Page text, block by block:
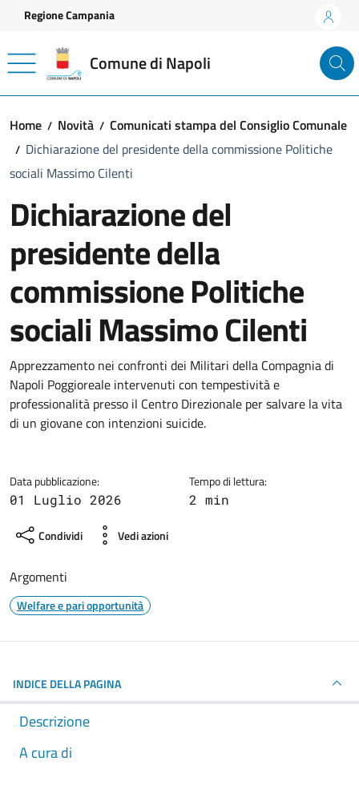
Vai ai contenuti
Vai al footer
Regione Campania
Comune di Napoli
Home Novità
Comunicati stampa del Consiglio Comunale
Dichiarazione del presidente della commissione Politiche
sociali Massimo Cilenti
Dichiarazione del
presidente della
commissione Politiche
sociali Massimo Cilenti
Dettagli della notizia
Apprezzamento nei confronti dei Militari della Compagnia di
Napoli Poggioreale intervenuti con tempestività e
professionalità presso il Centro Direzionale per salvare la vita
di un giovane con intenzioni suicide.
Data pubblicazione:
01 Luglio 2026
Tempo di lettura:
2 min
Condividi Vedi azioni
Argomenti
Welfare e pari opportunità
INDICE DELLA PAGINA
Descrizione
A cura di